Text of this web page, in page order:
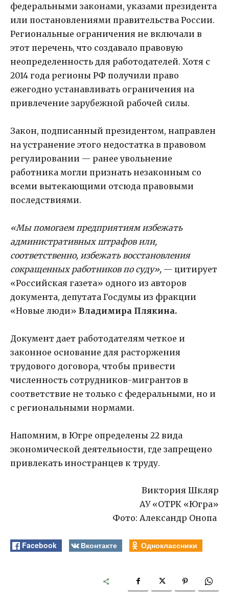
федеральными законами, указами президента
или постановлениями правительства России.
Региональные ограничения не включали в
этот перечень, что создавало правовую
неопределенность для работодателей. Хотя с
2014 года регионы РФ получили право
ежегодно устанавливать ограничения на
привлечение зарубежной рабочей силы.
Закон, подписанный президентом, направлен
на устранение этого недостатка в правовом
регулировании — ранее увольнение
работника могли признать незаконным со
всеми вытекающими отсюда правовыми
последствиями.
«Мы помогаем предприятиям избежать
административных штрафов или,
соответственно, избежать восстановления
сокращенных работников по суду», — цитирует
«Российская газета» одного из авторов
документа, депутата Госдумы из фракции
«Новые люди» Владимира Плякина.
Документ дает работодателям четкое и
законное основание для расторжения
трудового договора, чтобы привести
численность сотрудников-мигрантов в
соответствие не только с федеральными, но и
с региональными нормами.
Напомним, в Югре определены 22 вида
экономической деятельности, где запрещено
привлекать иностранцев к труду.
Виктория Шкляр
АУ «ОТРК «Югра»
Фото: Александр Онопа
Facebook Вконтакте Одноклассники